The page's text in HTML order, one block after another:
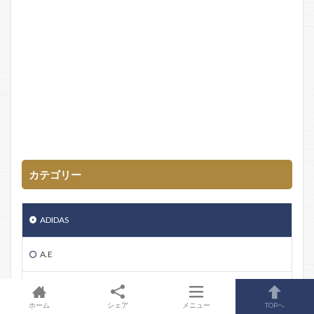
カテゴリー
ADIDAS
A.E
ADIDASその他
ホーム シェア メニュー TOPへ